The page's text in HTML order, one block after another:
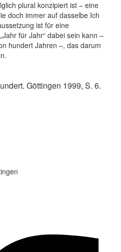
plural konzipiert ist – eine
doch immer auf dasselbe Ich
ist für eine
für Jahr“ dabei sein kann –
hundert Jahren –, das darum
Göttingen 1999, S. 6.